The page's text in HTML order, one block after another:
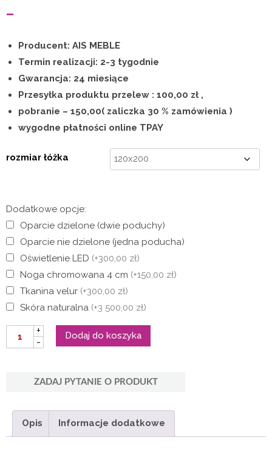
–
od
3
200,00 zł
do
4
Producent: AIS MEBLE
Termin realizacji: 2-3 tygodnie
Gwarancja: 24 miesiące
Przesyłka produktu przelew : 100,00 zł ,
pobranie – 150,00( zaliczka 30 % zamówienia )
wygodne płatności online TPAY
rozmiar łóżka
Dodatkowe opcje:
Oparcie dzielone (dwie poduchy)
Oparcie nie dzielone (jedna poducha)
Oświetlenie LED (+300,00 zł)
Noga chromowana 4 cm (+150,00 zł)
Tkanina velur (+300,00 zł)
Skóra naturalna (+3 500,00 zł)
ilość
Łóżko
tapicerowane
+
-
Dodaj do koszyka
ZADAJ PYTANIE O PRODUKT
Opis Informacje dodatkowe